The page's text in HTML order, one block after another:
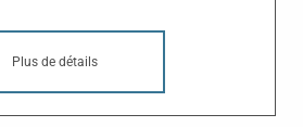
Plus de détails